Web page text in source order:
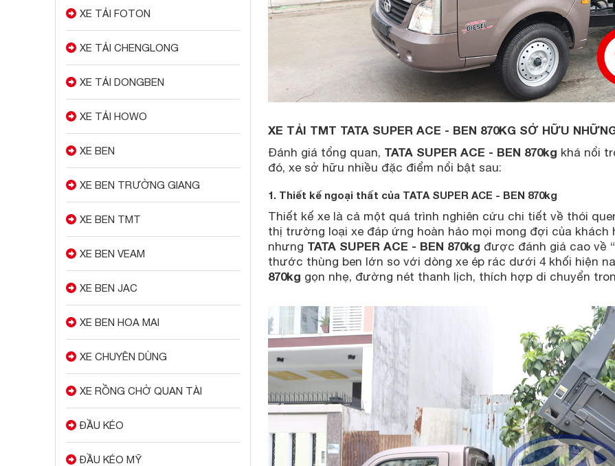
XE TẢI FOTON
XE TẢI CHENGLONG
XE TẢI DONGBEN
XE TẢI HOWO
XE BEN
XE BEN TRƯỜNG GIANG
XE BEN TMT
XE BEN VEAM
XE BEN JAC
XE BEN HOA MAI
XE CHUYÊN DÙNG
XE RỒNG CHỞ QUAN TÀI
ĐẦU KÉO
ĐẦU KÉO MỸ
XE TẢI TMT TATA SUPER ACE - BEN 870KG SỞ HỮU
Đánh giá tổng quan, TATA SUPER ACE - BEN 870kg khá nổi
đó, xe sở hữu nhiều đặc điểm nổi bật sau:
1. Thiết kế ngoại thất của TATA SUPER ACE - BEN 870kg
Thiết kế xe là cả một quá trình nghiên cứu chi tiết về thói
thị trường loại xe đáp ứng hoàn hảo mọi mong đợi của khách
nhưng TATA SUPER ACE - BEN 870kg được đánh giá cao về
thước thùng ben lớn so với dòng xe ép rác dưới 4 khối hiện
870kg gọn nhẹ, đường nét thanh lịch, thích hợp di chuyển